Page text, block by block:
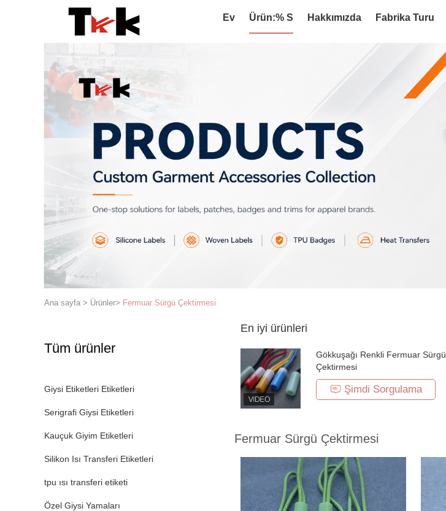
Ev Ürün:% S Hakkımızda Fabrika Turu
Ana sayfa > Ürünler> Fermuar Sürgü Çektirmesi
Tüm ürünler
Giysi Etiketleri Etiketleri
Serigrafi Giysi Etiketleri
Kauçuk Giyim Etiketleri
Silikon Isı Transferi Etiketleri
tpu ısı transferi etiketi
Özel Giysi Yamaları
En iyi ürünleri
Gökkuşağı Renkli Fermuar Sürgü
Çektirmesi
Şimdi Sorgulama
Fermuar Sürgü Çektirmesi